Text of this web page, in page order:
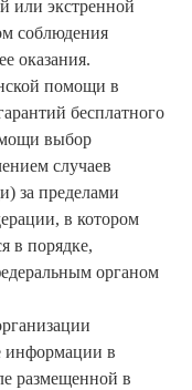
или экстренной
соблюдения
оказания.
помощи в
бесплатного
выбор
случаев
за пределами
в котором
в порядке,
органом
информации в
размещенной в